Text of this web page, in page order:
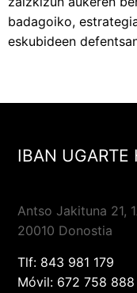
badagoiko,
eskubideen
IBAN UGARTE
Antso Jakituna 21,
20010 Donostia
Tlf: 843 981 179
Móvil: 672 758 888